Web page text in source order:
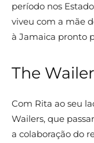
período nos
viveu com a mãe
à Jamaica pronto
The
Com Rita ao seu
Wailers, que
a colaboração do